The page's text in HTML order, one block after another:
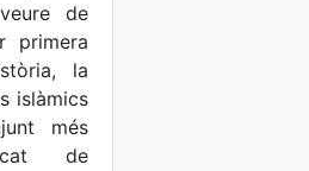
de
primera
la
islàmics
més
de